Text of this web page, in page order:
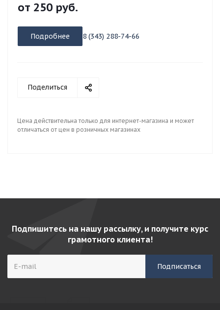
от 250 руб.
Подробнее 8 (343) 288-74-66
Поделиться
Цена действительна только для интернет-магазина и может
отличаться от цен в розничных магазинах
Подпишитесь на нашу рассылку, и получите курс
грамотного клиента!